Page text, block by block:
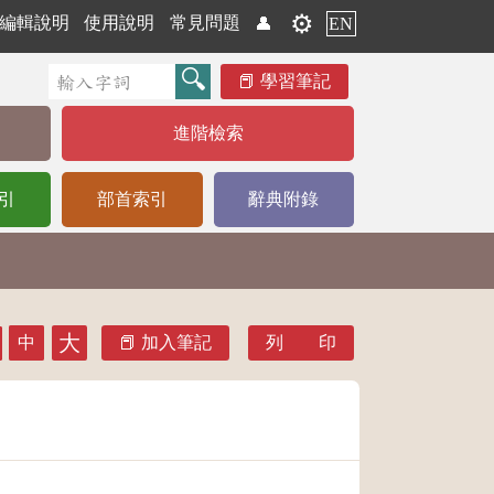
編輯說明 使用說明 常見問題 👤 ⚙️ EN
學習筆記
進階檢索
部首索引 辭典附錄
中 大 加入筆記 列 印